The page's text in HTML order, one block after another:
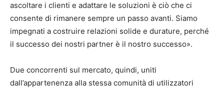
ascoltare i clienti e adattare le soluzioni è ciò che ci
consente di rimanere sempre un passo avanti. Siamo
impegnati a costruire relazioni solide e durature, perché
il successo dei nostri partner è il nostro successo».
Due concorrenti sul mercato, quindi, uniti
dall’appartenenza alla stessa comunità di utilizzatori